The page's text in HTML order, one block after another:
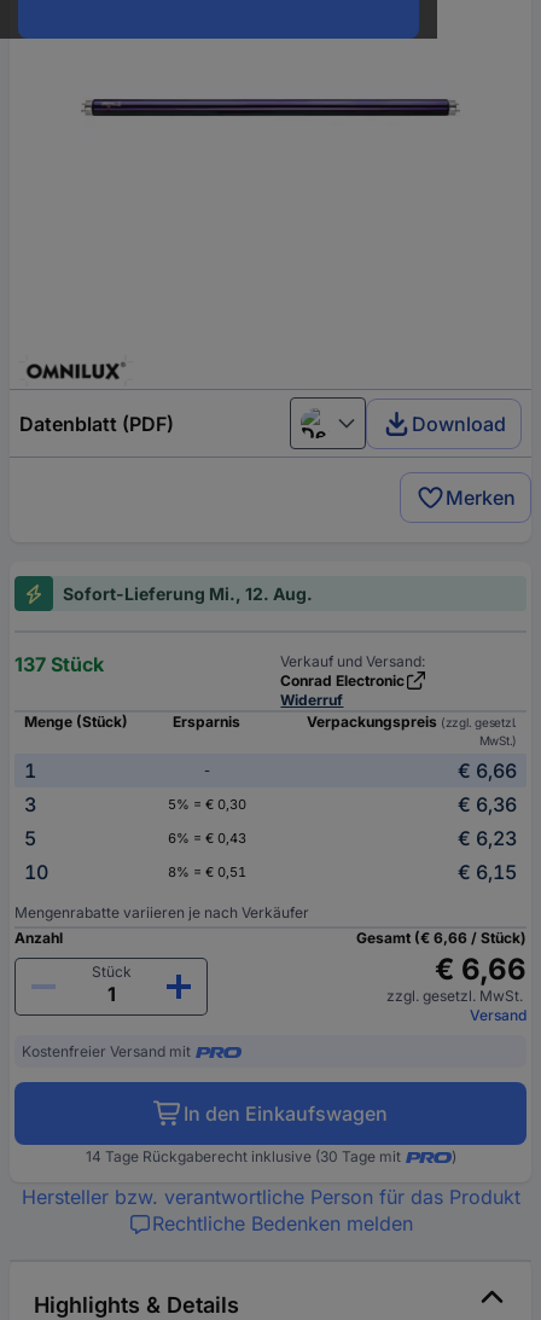
Datenblatt (PDF) Deutsch (Deutschland)
Download
Merken
Sofort-Lieferung Mi., 12. Aug.
137 Stück
Verkauf und Versand:
Conrad Electronic
Widerruf
Menge (Stück)
Ersparnis Verpackungspreis (zzgl. gesetzl.
MwSt.)
1 -
€ 6,66
3
5% = € 0,30
€ 6,36
5
6% = € 0,43
€ 6,23
10
8% = € 0,51 € 6,15
Mengenrabatte variieren je nach Verkäufer
Anzahl
Stück
Gesamt (€ 6,66 / Stück)
€ 6,66
zzgl. gesetzl. MwSt.
Versand
Kostenfreier Versand mit
In den Einkaufswagen
14 Tage Rückgaberecht inklusive (30 Tage mit )
Hersteller bzw. verantwortliche Person für das Produkt
Rechtliche Bedenken melden
Highlights & Details